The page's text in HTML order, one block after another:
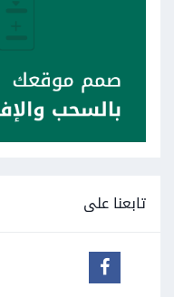
تابعنا على